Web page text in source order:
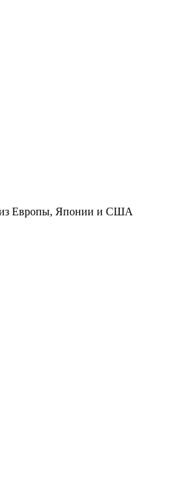
Европы, Японии и США